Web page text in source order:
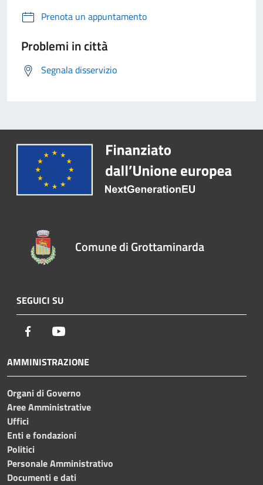
Prenota un appuntamento
Problemi in città
Segnala disservizio
Comune di Grottaminarda
SEGUICI SU
Facebook
AMMINISTRAZIONE
Organi di Governo
Aree Amministrative
Uffici
Enti e fondazioni
Politici
Personale Amministrativo
Documenti e dati